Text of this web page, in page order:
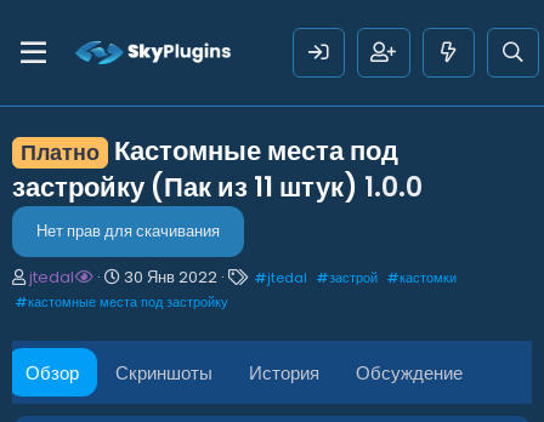
Платно Кастомные места под
застройку (Пак из 11 штук) 1.0.0
Нет прав для скачивания
А
в
о
р
jtedal
Д
а
а
с
о
з
30 Янв 2022
Т
и
#jtedal #застрой #кастомки
#кастомные места под застройку
Обзор Скриншоты История Обсуждение